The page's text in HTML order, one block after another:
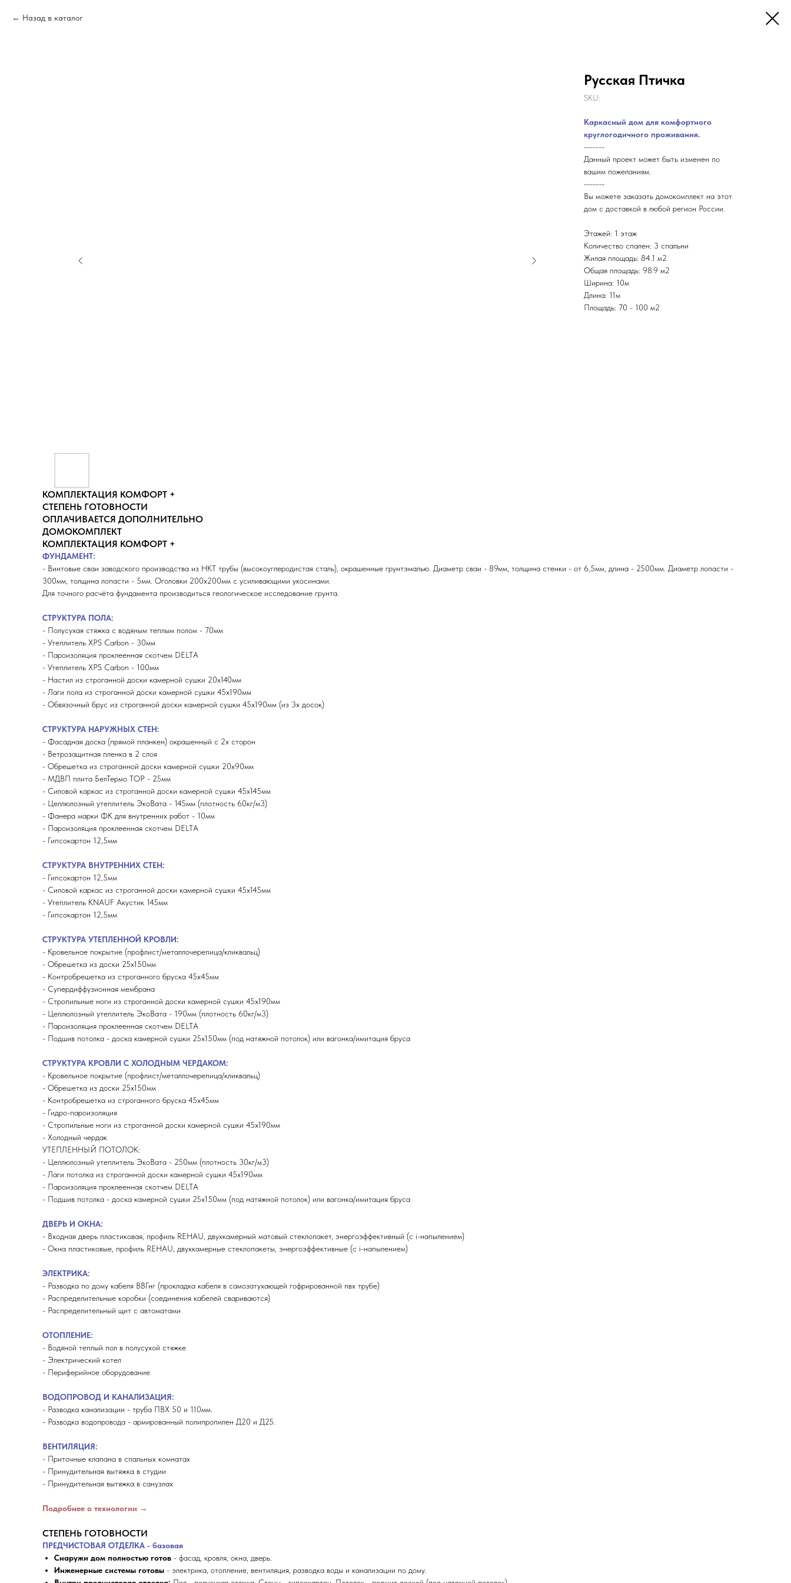
Назад в каталог
Русская Птичка
SKU:
Каркасный дом для комфортного
круглогодичного проживания.
-------
Данный проект может быть изменен по
вашим пожеланиям.
-------
Вы можете заказать домокомплект на этот
дом с доставкой в любой регион России.
Этажей: 1 этаж
Количество спален: 3 спальни
Жилая площадь: 84.1 м2
Общая площадь: 98.9 м2
Ширина: 10м
Длина: 11м
Площадь: 70 - 100 м2
КОМПЛЕКТАЦИЯ КОМФОРТ +
СТЕПЕНЬ ГОТОВНОСТИ
ОПЛАЧИВАЕТСЯ ДОПОЛНИТЕЛЬНО
ДОМОКОМПЛЕКТ
КОМПЛЕКТАЦИЯ КОМФОРТ +
ФУНДАМЕНТ:
- Винтовые сваи заводского производства из НКТ трубы (высокоуглеродистая сталь), окрашенные грунтэмалью. Диаметр сваи - 89мм, толщина стенки - от 6,5мм, длина - 2500мм. Диаметр лопасти -
300мм, толщина лопасти - 5мм. Оголовки 200х200мм с усиливающими укосинами.
Для точного расчёта фундамента производиться геологическое исследование грунта.
СТРУКТУРА ПОЛА:
- Полусухая стяжка с водяным теплым полом - 70мм
- Утеплитель XPS Carbon - 30мм
- Пароизоляция проклеенная скотчем DELTA
- Утеплитель XPS Carbon - 100мм
- Настил из строганной доски камерной сушки 20х140мм
- Лаги пола из строганной доски камерной сушки 45х190мм
- Обвязочный брус из строганной доски камерной сушки 45х190мм (из 3х досок)
СТРУКТУРА НАРУЖНЫХ СТЕН:
- Фасадная доска (прямой планкен) окрашенный с 2х сторон
- Ветрозащитная пленка в 2 слоя
- Обрешетка из строганной доски камерной сушки 20х90мм
- МДВП плита БелТермо ТОP - 25мм
- Силовой каркас из строганной доски камерной сушки 45х145мм
- Целлюлозный утеплитель ЭкоВата - 145мм (плотность 60кг/м3)
- Фанера марки ФК для внутренних работ - 10мм
- Пароизоляция проклеенная скотчем DELTA
- Гипсокартон 12,5мм
СТРУКТУРА ВНУТРЕННИХ СТЕН:
- Гипсокартон 12,5мм
- Силовой каркас из строганной доски камерной сушки 45х145мм
- Утеплитель KNAUF Акустик 145мм
- Гипсокартон 12,5мм
СТРУКТУРА УТЕПЛЕННОЙ КРОВЛИ:
- Кровельное покрытие (профлист/металлочерепица/кликвальц)
- Обрешетка из доски 25х150мм
- Контробрешетка из строганного бруска 45х45мм
- Супердиффузионная мембрана
- Стропильные ноги из строганной доски камерной сушки 45х190мм
- Целлюлозный утеплитель ЭкоВата - 190мм (плотность 60кг/м3)
- Пароизоляция проклеенная скотчем DELTA
- Подшив потолка - доска камерной сушки 25х150мм (под натяжной потолок) или вагонка/имитация бруса
СТРУКТУРА КРОВЛИ С ХОЛОДНЫМ ЧЕРДАКОМ:
- Кровельное покрытие (профлист/металлочерепица/кликвальц)
- Обрешетка из доски 25х150мм
- Контробрешетка из строганного бруска 45х45мм
- Гидро-пароизоляция
- Стропильные ноги из строганной доски камерной сушки 45х190мм
- Холодный чердак
УТЕПЛЕННЫЙ ПОТОЛОК:
- Целлюлозный утеплитель ЭкоВата - 250мм (плотность 30кг/м3)
- Лаги потолка из строганной доски камерной сушки 45х190мм
- Пароизоляция проклеенная скотчем DELTA
- Подшив потолка - доска камерной сушки 25х150мм (под натяжной потолок) или вагонка/имитация бруса
ДВЕРЬ И ОКНА:
- Входная дверь пластиковая, профиль REHAU, двухкамерный матовый стеклопакет, энергоэффективный (с i-напылением)
- Окна пластиковые, профиль REHAU, двухкамерные стеклопакеты, энергоэффективные (с i-напылением)
ЭЛЕКТРИКА:
- Разводка по дому кабеля ВВГнг (прокладка кабеля в самозатухающей гофрированной пвх трубе)
- Распределительные коробки (соединения кабелей свариваются)
- Распределительный щит с автоматами
ОТОПЛЕНИЕ:
- Водяной теплый пол в полусухой стяжке
- Электрический котел
- Периферийное оборудование
ВОДОПРОВОД И КАНАЛИЗАЦИЯ:
- Разводка канализации - труба ПВХ 50 и 110мм.
- Разводка водопровода - армированный полипропилен Д20 и Д25.
ВЕНТИЛЯЦИЯ:
- Приточные клапана в спальных комнатах
- Принудительная вытяжка в студии
- Принудительная вытяжка в санузлах
Подробнее о технологии →
СТЕПЕНЬ ГОТОВНОСТИ
ПРЕДЧИСТОВАЯ ОТДЕЛКА - базовая
Снаружи дом полностью готов - фасад, кровля, окна, дверь.
Инженерные системы готовы - электрика, отопление, вентиляция, разводка воды и канализации по дому.